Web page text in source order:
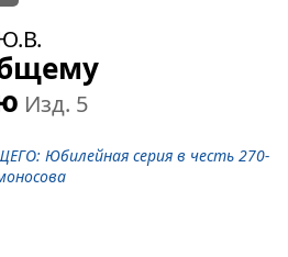
Изд. 5
Юбилейная серия в честь 270-